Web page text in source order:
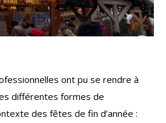
ont pu se rendre à
différentes formes de
des fêtes de fin d’année :